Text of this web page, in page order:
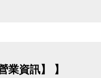
業資訊】 】